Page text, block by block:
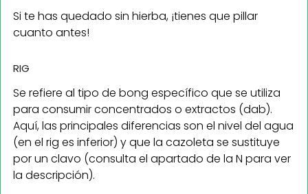
Si te has quedado sin hierba, ¡tienes que pillar
cuanto antes!
RIG
Se refiere al tipo de bong específico que se utiliza
para consumir concentrados o extractos (dab).
Aquí, las principales diferencias son el nivel del agua
(en el rig es inferior) y que la cazoleta se sustituye
por un clavo (consulta el apartado de la N para ver
la descripción).